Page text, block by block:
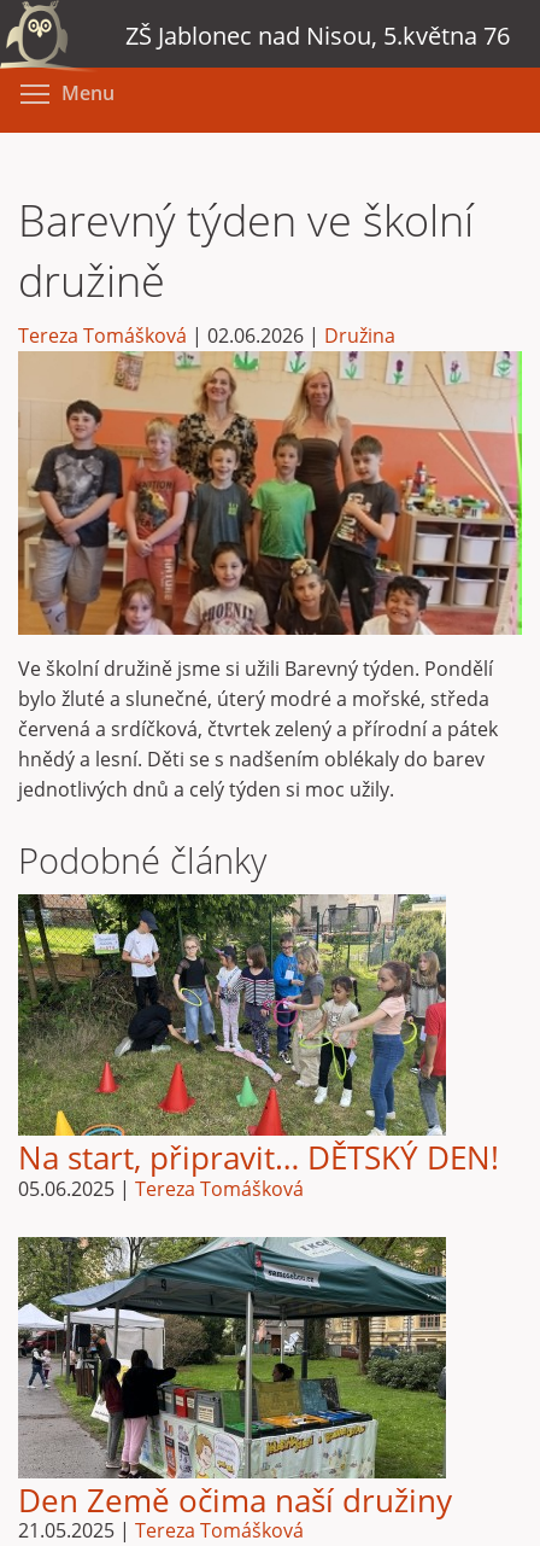
Přejít
k
hlavnímu
obsahu
ZŠ Jablonec nad Nisou, 5.května 76
Menu
Barevný týden ve školní
družině
Tereza Tomášková | 02.06.2026 | Družina
Ve školní družině jsme si užili Barevný týden. Pondělí
bylo žluté a slunečné, úterý modré a mořské, středa
červená a srdíčková, čtvrtek zelený a přírodní a pátek
hnědý a lesní. Děti se s nadšením oblékaly do barev
jednotlivých dnů a celý týden si moc užily.
Podobné články
Na start, připravit… DĚTSKÝ DEN!
05.06.2025 | Tereza Tomášková
Den Země očima naší družiny
21.05.2025 | Tereza Tomášková